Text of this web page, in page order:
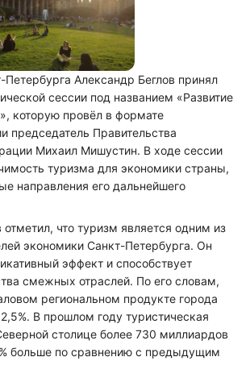
Петербурга Александр Беглов принял
сессии под названием «Развитие
которую провёл в формате
председатель Правительства
Михаил Мишустин. В ходе сессии
туризма для экономики страны,
направления его дальнейшего
отметил, что туризм является одним из
экономики Санкт-Петербурга. Он
эффект и способствует
смежных отраслей. По его словам,
региональном продукте города
В прошлом году туристическая
столице более 730 миллиардов
больше по сравнению с предыдущим